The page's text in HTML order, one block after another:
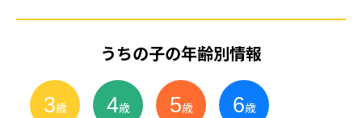
うちの子の年齢別情報
3歳 4歳 5歳 6歳